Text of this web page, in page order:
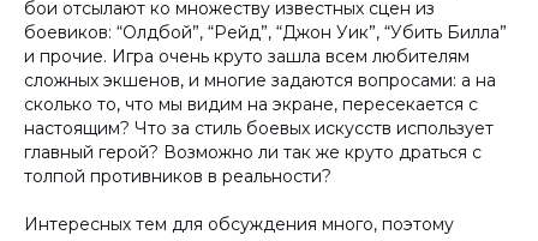
бои отсылают ко множеству известных сцен из
боевиков: “Олдбой”, “Рейд”, “Джон Уик”, “Убить Билла”
и прочие. Игра очень круто зашла всем любителям
сложных экшенов, и многие задаются вопросами: а на
сколько то, что мы видим на экране, пересекается с
настоящим? Что за стиль боевых искусств использует
главный герой? Возможно ли так же круто драться с
толпой противников в реальности?
Интересных тем для обсуждения много, поэтому